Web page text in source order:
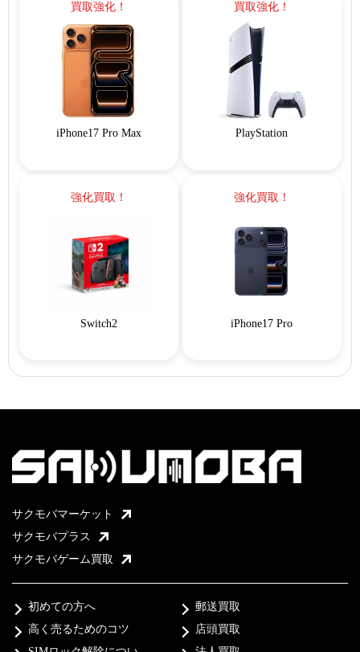
買取強化！
iPhone17 Pro Max
買取強化！
PlayStation
強化買取！
Switch2
強化買取！
iPhone17 Pro
サクモバマーケット
サクモバプラス
サクモバゲーム買取
初めての方へ
高く売るためのコツ
郵送買取
店頭買取